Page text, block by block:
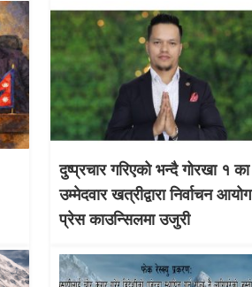
दुष्प्रचार गरिएको भन्दै गोरखा १ का
उम्मेदवार खत्रीद्वारा निर्वाचन
प्रेस काउन्सिलमा उजुरी